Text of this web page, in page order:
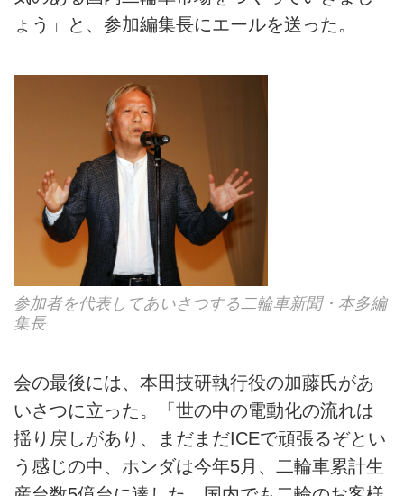
ょう」と、参加編集長にエールを送った。
参加者を代表してあいさつする二輪車新聞・本多編
集長
会の最後には、本田技研執行役の加藤氏があ
いさつに立った。「世の中の電動化の流れは
揺り戻しがあり、まだまだICEで頑張るぞとい
う感じの中、ホンダは今年5月、二輪車累計生